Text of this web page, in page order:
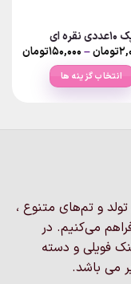
نقره ای
تومان–۱۵۰,۰۰۰تومان
انتخاب گزینه ها
گزینه
ها
ممکن
است
تولد و تم‌های متنوع ،
می‌کنیم. در
فویلی و دسته
می باشد.